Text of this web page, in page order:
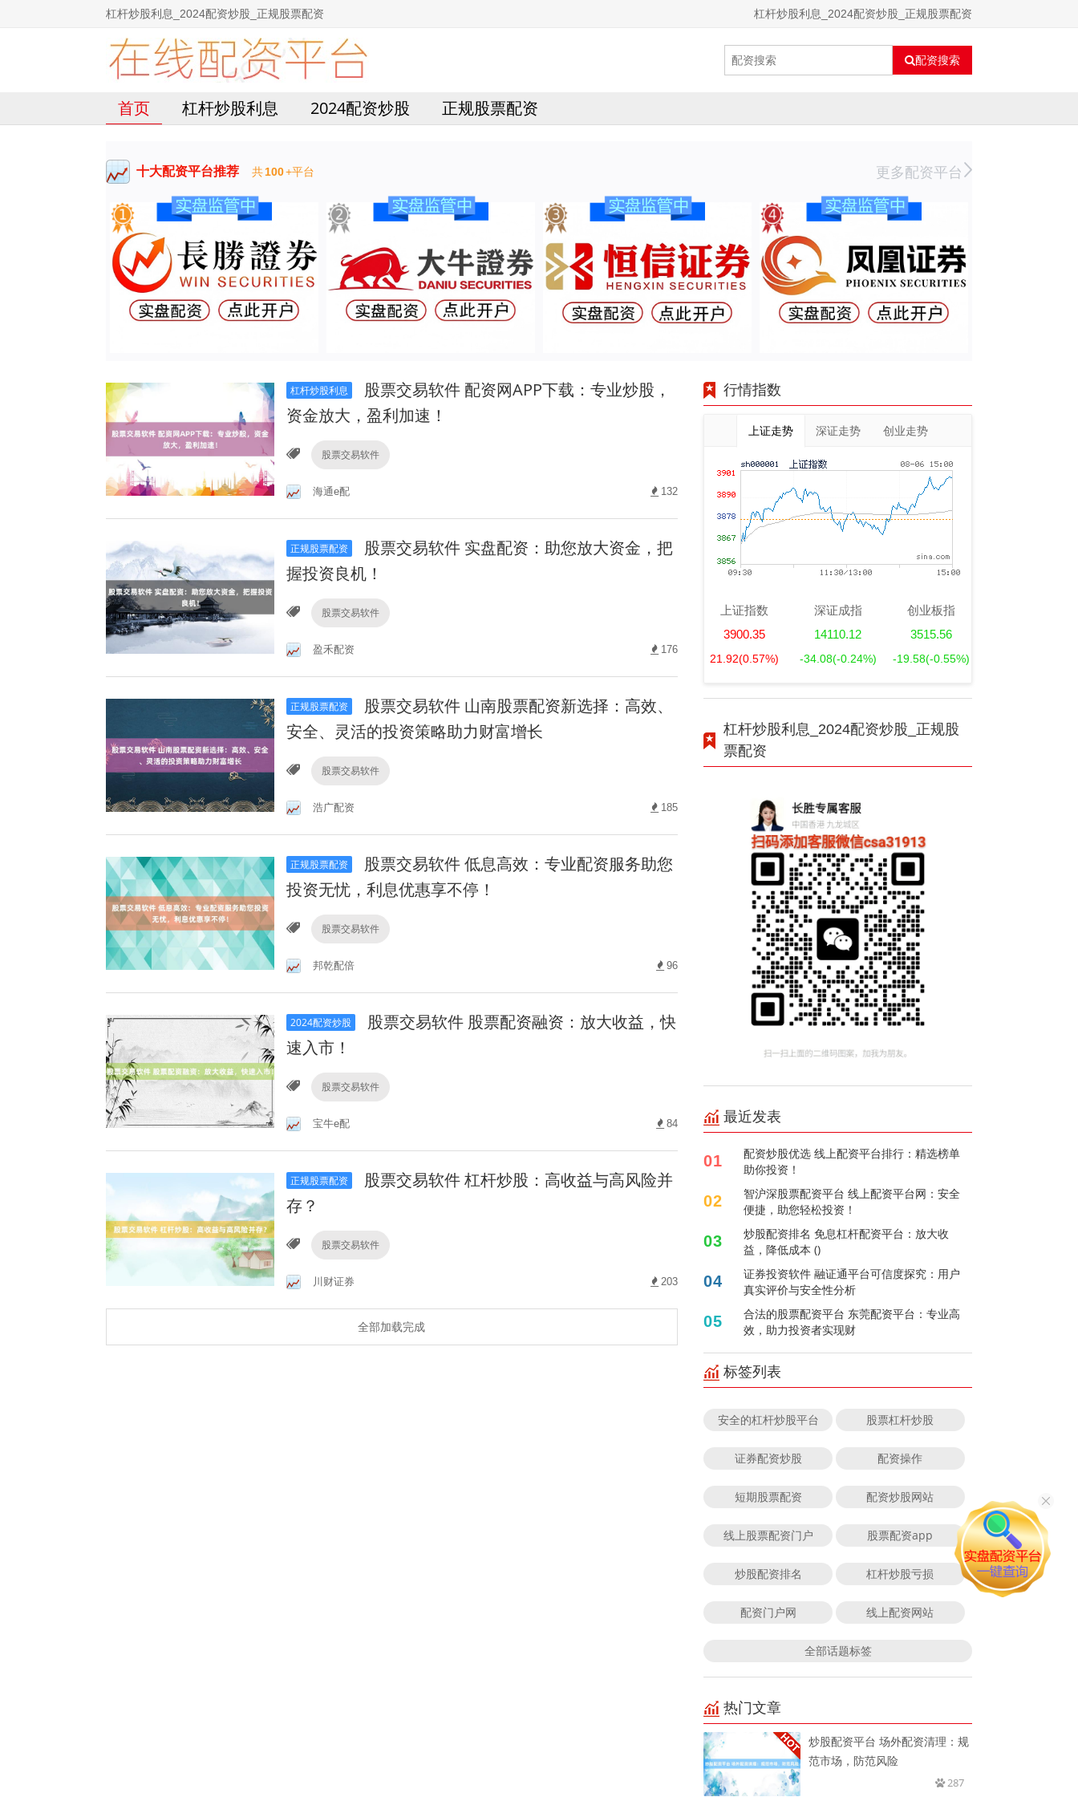
杠杆炒股利息_2024配资炒股_正规股票配资 杠杆炒股利息_2024配资炒股_正规股票配资
配资搜索
首页 杠杆炒股利息 2024配资炒股 正规股票配资
十大配资平台推荐 共100+平台 更多配资平台
杠杆炒股利息
股票交易软件 配资网APP下载：专业炒股，
资金放大，盈利加速！
股票交易软件
海通e配 132
正规股票配资
股票交易软件 实盘配资：助您放大资金，把
握投资良机！
股票交易软件
盈禾配资 176
正规股票配资
股票交易软件 山南股票配资新选择：高效、
安全、灵活的投资策略助力财富增长
股票交易软件
浩广配资 185
正规股票配资
股票交易软件 低息高效：专业配资服务助您
投资无忧，利息优惠享不停！
股票交易软件
邦乾配倍 96
2024配资炒股
股票交易软件 股票配资融资：放大收益，快
速入市！
股票交易软件
宝牛e配 84
正规股票配资
股票交易软件 杠杆炒股：高收益与高风险并
存？
股票交易软件
川财证券 203
全部加载完成
行情指数
上证走势 深证走势 创业走势
上证指数
3900.35
21.92(0.57%)
深证成指
14110.12
-34.08(-0.24%)
创业板指
3515.56
-19.58(-0.55%)
杠杆炒股利息_2024配资炒股_正规股
票配资
最近发表
01
配资炒股优选 线上配资平台排行：精选榜单
助你投资！
02
智沪深股票配资平台 线上配资平台网：安全
便捷，助您轻松投资！
03
炒股配资排名 免息杠杆配资平台：放大收
益，降低成本 ()
04
证券投资软件 融证通平台可信度探究：用户
真实评价与安全性分析
05
合法的股票配资平台 东莞配资平台：专业高
效，助力投资者实现财
标签列表
安全的杠杆炒股平台 股票杠杆炒股
证券配资炒股 配资操作
短期股票配资 配资炒股网站
线上股票配资门户 股票配资app
炒股配资排名 杠杆炒股亏损
配资门户网 线上配资网站
全部话题标签
热门文章
炒股配资平台 场外配资清理：规
范市场，防范风险
287